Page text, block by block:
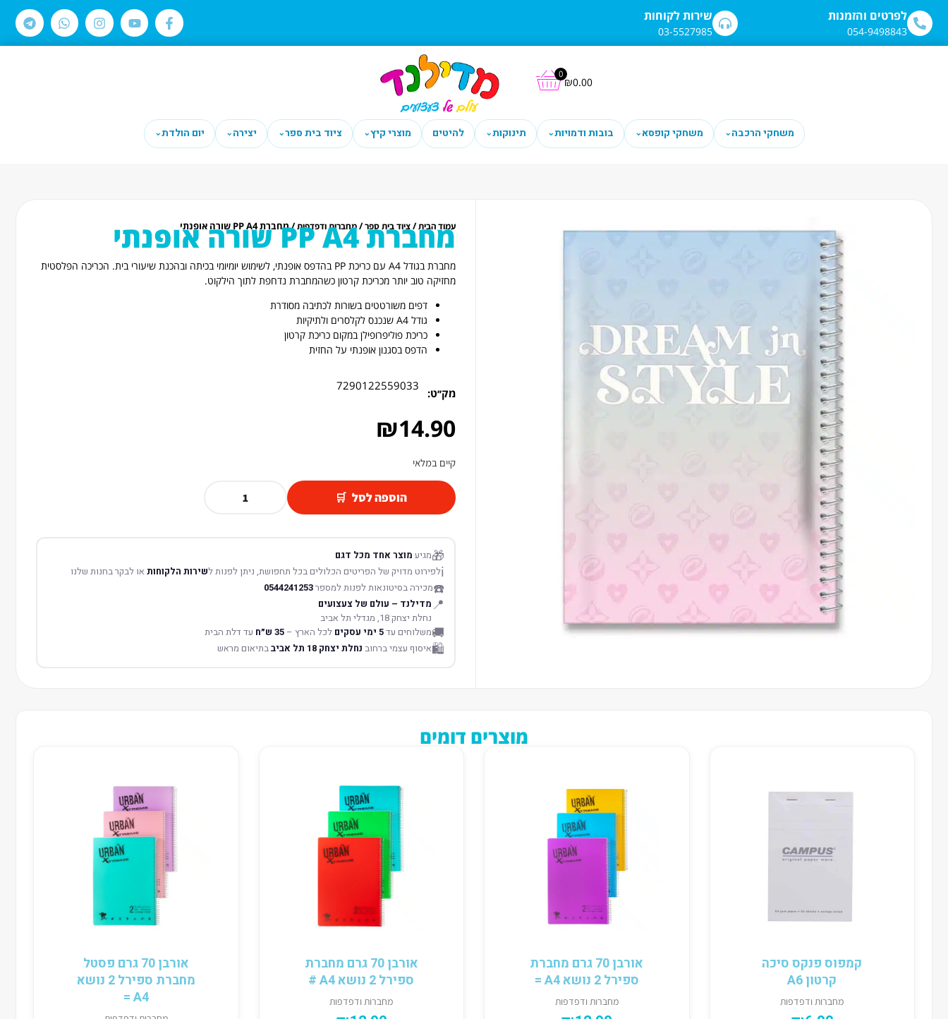
לתוכן שירות לקוחות
03-5527985
לפרטים והזמנות
054-9498843
₪0.00
0
משחקי הרכבה⌄ משחקי קופסא⌄ בובות ודמויות⌄ תינוקות⌄ להיטים מוצרי קיץ⌄ ציוד בית ספר⌄ יצירה⌄ יום הולדת⌄
עמוד הבית/ציוד בית ספר/מחברות ודפדפות/ מחברת PP A4 שורה אופנתי מחברת PP A4 שורה אופנתי
מחברת בגודל A4 עם כריכת PP בהדפס אופנתי, לשימוש יומיומי בכיתה ובהכנת שיעורי בית. הכריכה הפלסטית
מחזיקה טוב יותר מכריכת קרטון כשהמחברת נדחפת לתוך הילקוט.
דפים משורטטים בשורות לכתיבה מסודרת
גודל A4 שנכנס לקלסרים ולתיקיות
כריכת פוליפרופילן במקום כריכת קרטון
הדפס בסגנון אופנתי על החזית
מק׳׳ט:
7290122559033
₪14.90
קיים במלאי
הוספה לסל
🎁מגיע מוצר אחד מכל דגם
ℹ️לפירוט מדויק של הפריטים הכלולים בכל תחפושת, ניתן לפנות לשירות הלקוחותאו לבקר בחנות שלנו
☎️מכירה בסיטונאות לפנות למספר0544241253
📍 מדילנד – עולם של צעצועים
נחלת יצחק 18, מגדלי תל אביב
🚚משלוחים עד5 ימי עסקים לכל הארץ –35 ש״ח עד דלת הבית
🛍️איסוף עצמי ברחוב נחלת יצחק 18 תל אביב בתיאום מראש
מוצרים דומים
קמפוס פנקס סיכה
קרטון A6
מחברות ודפדפות
אורבן 70 גרם מחברת
ספירל 2 נושא A4 =
מחברות ודפדפות
אורבן 70 גרם מחברת
ספירל 2 נושא A4 #
מחברות ודפדפות
אורבן 70 גרם פסטל
מחברת ספירל 2 נושא
A4 =